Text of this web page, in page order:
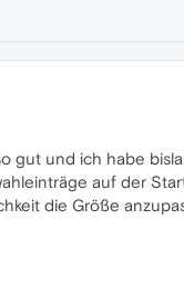
gut und ich habe
auf der
die Größe